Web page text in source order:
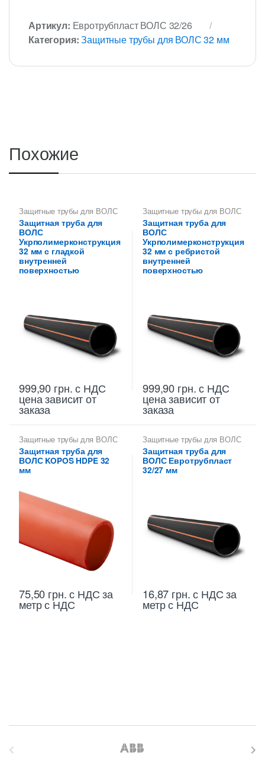
Артикул: Евротрубпласт ВОЛС 32/26
Категория:Защитные трубы для ВОЛС 32 мм
Похожие
Защитные трубы для ВОЛС
32 мм
Защитная труба для
ВОЛС
Укрполимерконструкция
32 мм с гладкой
внутренней
поверхностью
999,90 грн.с НДС
цена зависит от
заказа
Защитные трубы для ВОЛС
32 мм
Защитная труба для
ВОЛС
Укрполимерконструкция
32 мм с ребристой
внутренней
поверхностью
999,90 грн.с НДС
цена зависит от
заказа
Защитные трубы для ВОЛС
32 мм
Защитная труба для
ВОЛС KOPOS HDPE 32
мм
75,50 грн.с НДС за
метр с НДС
Защитные трубы для ВОЛС
32 мм
Защитная труба для
ВОЛС Евротрубпласт
32/27 мм
16,87 грн.с НДС за
метр с НДС